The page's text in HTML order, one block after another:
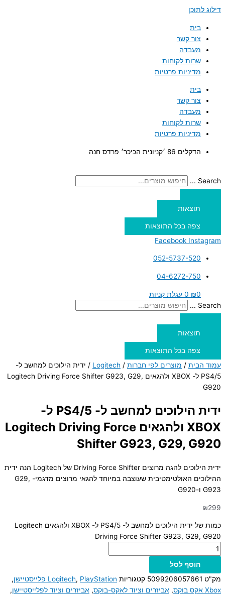
דילוג לתוכן
בית
צור קשר
מעבדה
שרות לקוחות
מדיניות פרטיות
בית
צור קשר
מעבדה
שרות לקוחות
מדיניות פרטיות
הדקלים 86 ׳קניונית הכיכר׳ פרדס חנה
Search ...
תוצאות
צפה בכל התוצאות
Facebook Instagram
052-5737-520
04-6272-750
₪0
0 עגלת קניות
Search ...
תוצאות
צפה בכל התוצאות
עמוד הבית/ מוצרים לפי חברות/
Logitech/ ידית הילוכים למחשב ל-
PS4/5 ל- XBOX ולהגאים Logitech Driving Force Shifter G923, G29,
G920
ידית הילוכים למחשב ל- PS4/5 ל-
XBOX ולהגאים Logitech Driving Force
Shifter G923, G29, G920
ידית הילוכים להגה מרוצים Driving Force Shifter של Logitech הנה ידית
ההילוכים האולטימטיבית שעוצבה במיוחד להגאי מרוצים מדגמי- G29,
G923 ו-G920
₪299
כמות של ידית הילוכים למחשב ל- PS4/5 ל- XBOX ולהגאים Logitech
Driving Force Shifter G923, G29, G920
הוסף לסל
מק"ט 5099206057661 קטגוריות Logitech,PlayStation פלייסטיישן
,
Xbox אקס בוקס
, אביזרים וציוד לאקס-בוקס, אביזרים וציוד לפלייסטיישן,